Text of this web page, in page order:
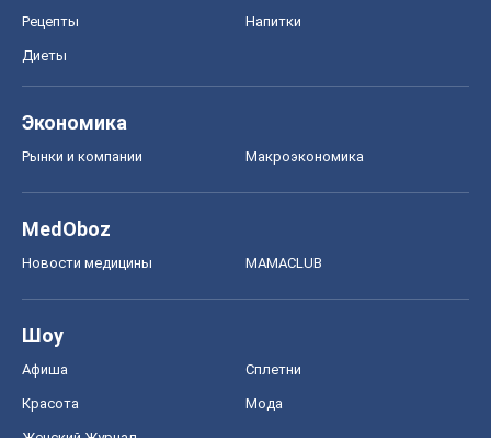
Рецепты Напитки
Диеты
Экономика
Рынки и компании Mакроэкономика
MedOboz
Новости медицины MAMACLUB
Шоу
Афиша Сплетни
Красота Мода